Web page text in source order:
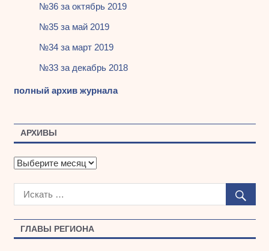
ГЛАВЫ РЕГИОНА
№36 за октябрь 2019
№35 за май 2019
№34 за март 2019
№33 за декабрь 2018
полный архив журнала
АРХИВЫ
А
х
ы